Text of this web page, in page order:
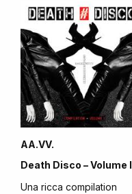
AA.VV.
Death Disco – Volume I
Una ricca compilation